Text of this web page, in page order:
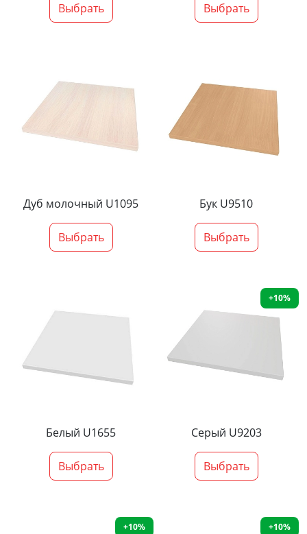
Выбрать Выбрать
Дуб молочный U1095
Выбрать
Бук U9510
Выбрать
Белый U1655
Выбрать
+10%
Серый U9203
Выбрать
+10% +10%